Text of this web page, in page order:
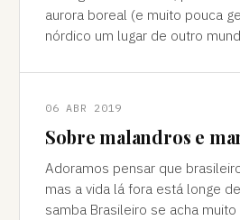
aurora boreal (e muito pouca
nórdico um lugar de outro mundo "Como foi
06 ABR 2019
Sobre malandros e
Adoramos pensar que
mas a vida lá fora está longe
samba Brasileiro se acha muito malandro, mas